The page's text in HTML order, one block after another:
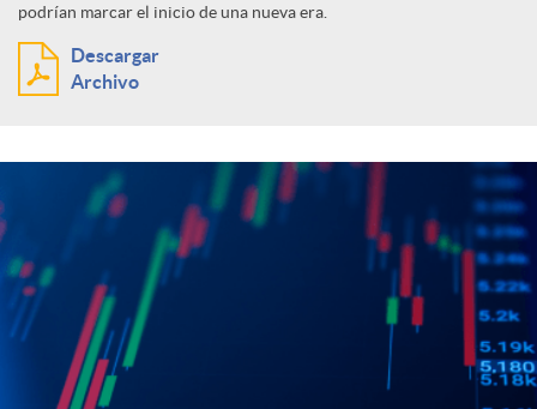
podrían marcar el inicio de una nueva era.
Descargar
Archivo